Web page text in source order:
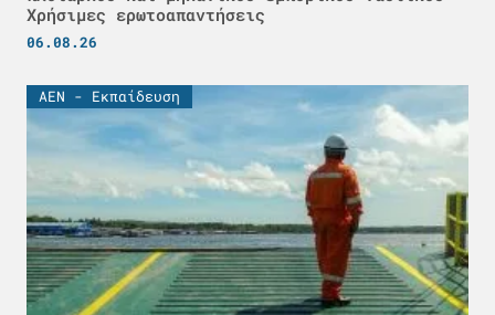
Χρήσιμες ερωτοαπαντήσεις
06.08.26
ΑΕΝ - Εκπαίδευση